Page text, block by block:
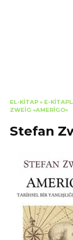
EL-KITAP » E-
ZWEIG «AMERIGO»
Stefan